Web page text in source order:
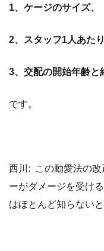
1、ケージのサイズ、
2、スタッフ1人あた
3、交配の開始年齢と
です。
西川: この動愛法の
ーがダメージを受け
はほとんど知らないと